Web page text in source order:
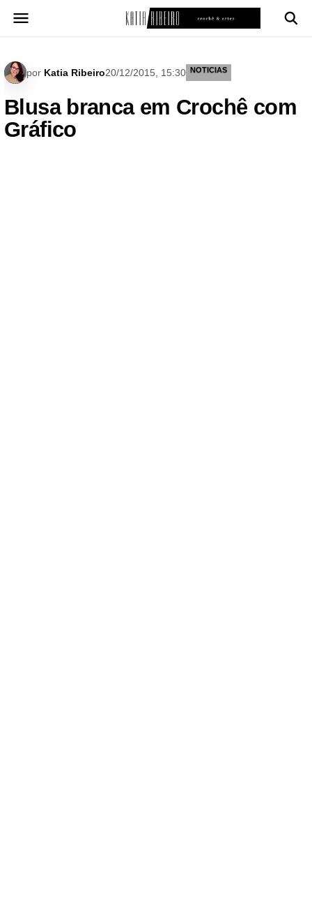
para
por Katia Ribeiro20/12/2015, 15:30 NOTICIAS
Blusa branca em Crochê com
Gráfico